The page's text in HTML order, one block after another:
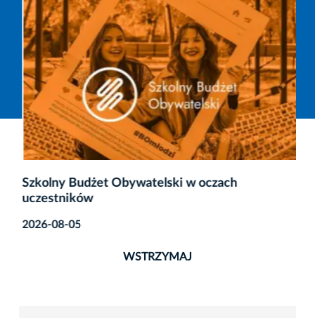
Szkolny Budżet Obywatelski w oczach
uczestników
2026-08-05
WSTRZYMAJ